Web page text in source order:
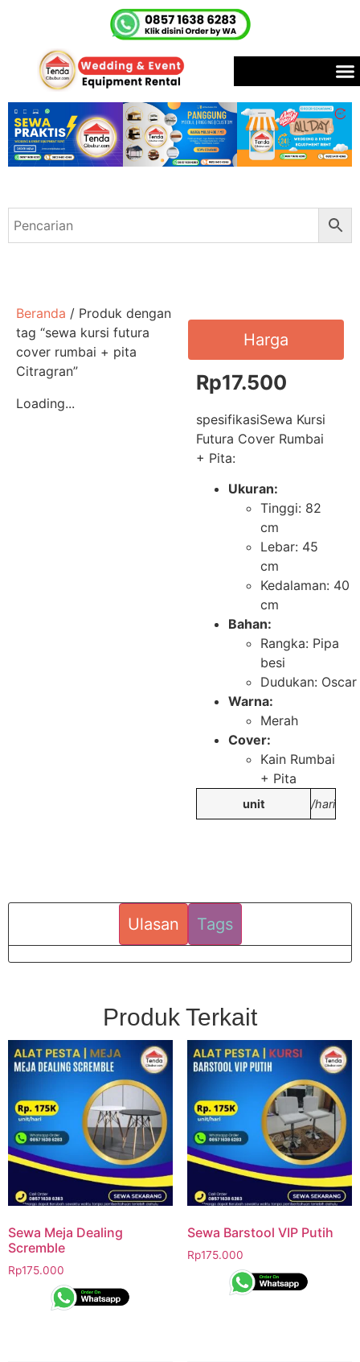
Beranda / Produk dengan
tag “sewa kursi futura
cover rumbai + pita
Citragran”
Loading...
Harga
Rp17.500
spesifikasiSewa Kursi
Futura Cover Rumbai
+ Pita:
Ukuran:
Tinggi: 82
cm
Lebar: 45
cm
Kedalaman: 40
cm
Bahan:
Rangka: Pipa
besi
Dudukan: Oscar
Warna:
Merah
Cover:
Kain Rumbai
+ Pita
unit /hari
Ulasan Tags
Produk Terkait
Sewa Meja Dealing
Scremble
Rp175.000
Sewa Barstool VIP Putih
Rp175.000